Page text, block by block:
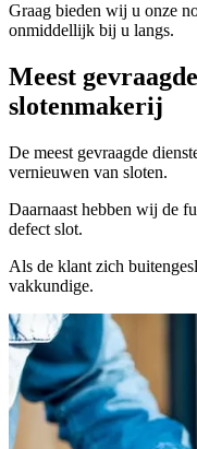
Graag bieden wij u onze
onmiddellijk bij u langs.
Meest
slotenmakerij
De meest gevraagde
vernieuwen van sloten.
Daarnaast hebben wij de
defect slot.
Als de klant zich
vakkundige.